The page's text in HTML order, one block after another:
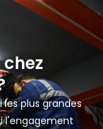
plus grandes
l'engagement